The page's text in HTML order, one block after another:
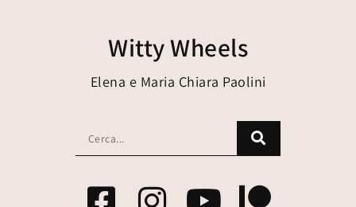
Witty Wheels
Elena e Maria Chiara Paolini